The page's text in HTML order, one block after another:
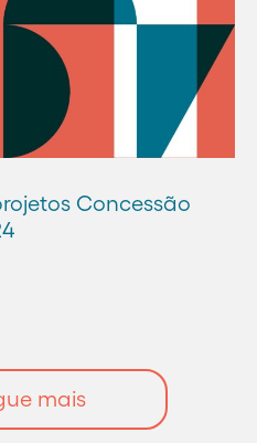
Concessão
mais